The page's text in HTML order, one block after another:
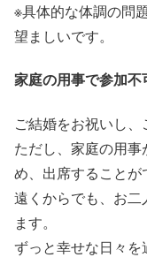
※具体的な体調の問
望ましいです。
家庭の用事で参加不
ご結婚をお祝いし、
ただし、家庭の用
め、出席することが
遠くからでも、お二
ます。
ずっと幸せな日々を